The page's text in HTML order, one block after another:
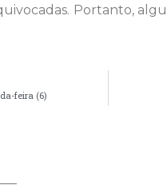
Portanto,
feira (6)